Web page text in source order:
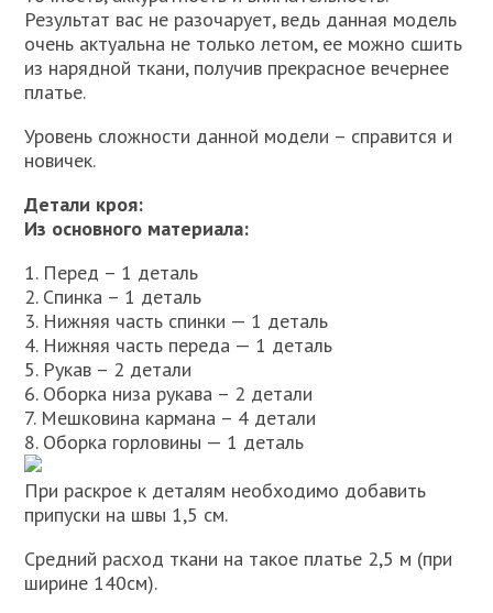
Результат вас не разочарует, ведь данная модель
очень актуальна не только летом, ее можно сшить
из нарядной ткани, получив прекрасное вечернее
платье.
Уровень сложности данной модели – справится и
новичек.
Детали кроя:
Из основного материала:
1. Перед – 1 деталь
2. Спинка – 1 деталь
3. Нижняя часть спинки — 1 деталь
4. Нижняя часть переда — 1 деталь
5. Рукав – 2 детали
6. Оборка низа рукава – 2 детали
7. Мешковина кармана – 4 детали
8. Оборка горловины — 1 деталь
При раскрое к деталям необходимо добавить
припуски на швы 1,5 см.
Средний расход ткани на такое платье 2,5 м (при
ширине 140см).